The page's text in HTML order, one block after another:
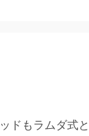
ドもラムダ式